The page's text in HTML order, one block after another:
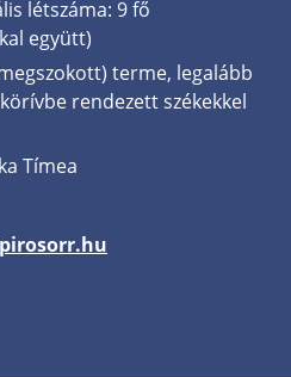
létszáma: 9 fő
együtt)
terme, legalább
rendezett székekkel
Tímea